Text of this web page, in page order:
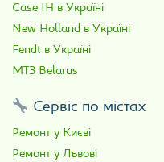
Case IH в Україні
New Holland в Україні
Fendt в Україні
МТЗ Belarus
Сервіс по містах
Ремонт у Києві
Ремонт у Львові